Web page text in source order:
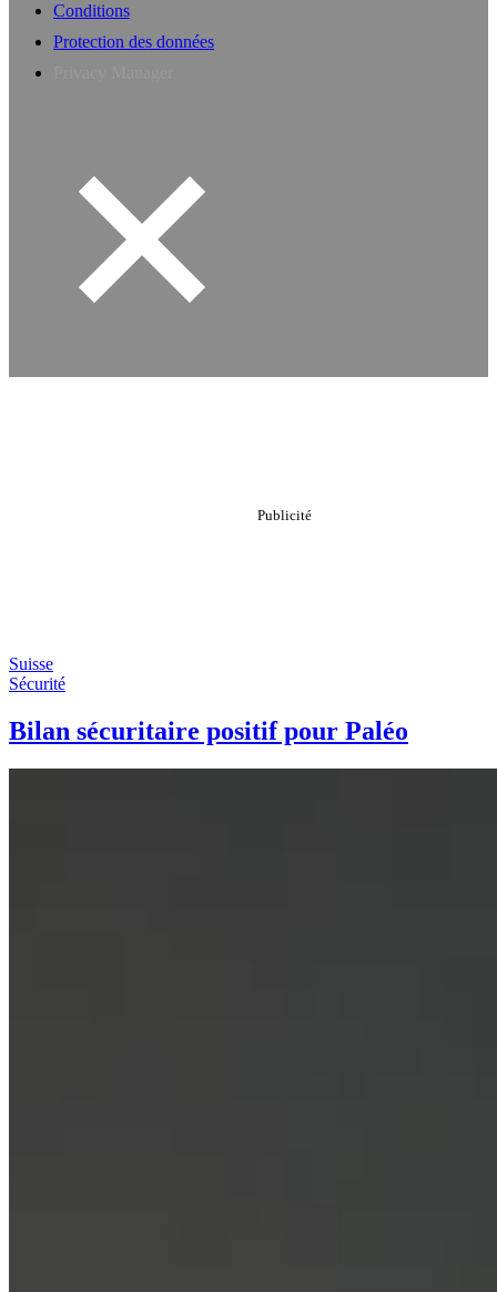
Conditions
Protection des données
Suisse
Sécurité
Bilan sécuritaire positif pour Paléo